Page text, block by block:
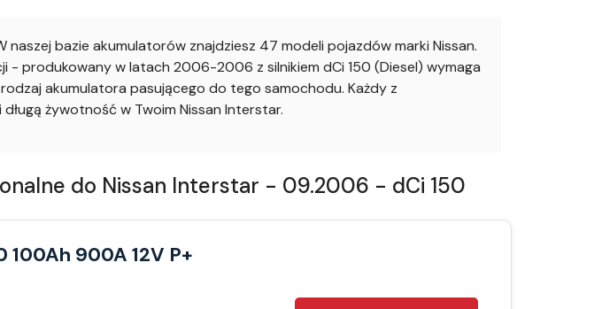
bazie akumulatorów znajdziesz 47 modeli pojazdów marki Nissan.
- produkowany w latach 2006-2006 z silnikiem dCi 150 (Diesel) wymaga
akumulatora pasującego do tego samochodu. Każdy z
żywotność w Twoim Nissan Interstar.
do Nissan Interstar - 09.2006 - dCi 150
900A 12V P+